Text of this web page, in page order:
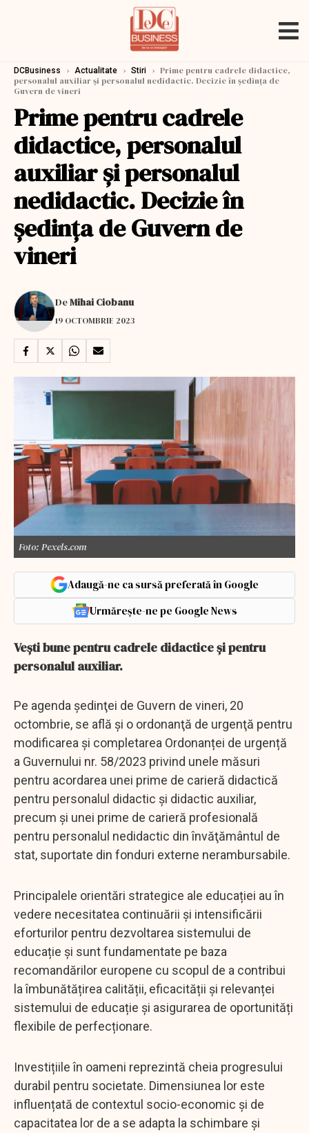
DCBusiness › Actualitate › Stiri › Prime pentru cadrele didactice,
personalul auxiliar şi personalul nedidactic. Decizie în şedinţa de
Guvern de vineri
Prime pentru cadrele
didactice, personalul
auxiliar şi personalul
nedidactic. Decizie în
şedinţa de Guvern de
vineri
DeMihai Ciobanu
19 OCTOMBRIE 2023
Foto: Pexels.com
Adaugă-ne ca sursă preferată în Google
Urmărește-ne pe Google News
Veşti bune pentru cadrele didactice şi pentru
personalul auxiliar.
Pe agenda şedinţei de Guvern de vineri, 20
octombrie, se află şi o ordonanţă de urgenţă pentru
modificarea și completarea Ordonanței de urgență
a Guvernului nr. 58/2023 privind unele măsuri
pentru acordarea unei prime de carieră didactică
pentru personalul didactic şi didactic auxiliar,
precum şi unei prime de carieră profesională
pentru personalul nedidactic din învăţământul de
stat, suportate din fonduri externe nerambursabile.
Principalele orientări strategice ale educației au în
vedere necesitatea continuării și intensificării
eforturilor pentru dezvoltarea sistemului de
educație și sunt fundamentate pe baza
recomandărilor europene cu scopul de a contribui
la îmbunătățirea calității, eficacității și relevanței
sistemului de educație și asigurarea de oportunități
flexibile de perfecționare.
Investițiile în oameni reprezintă cheia progresului
durabil pentru societate. Dimensiunea lor este
influențată de contextul socio-economic și de
capacitatea lor de a se adapta la schimbare și